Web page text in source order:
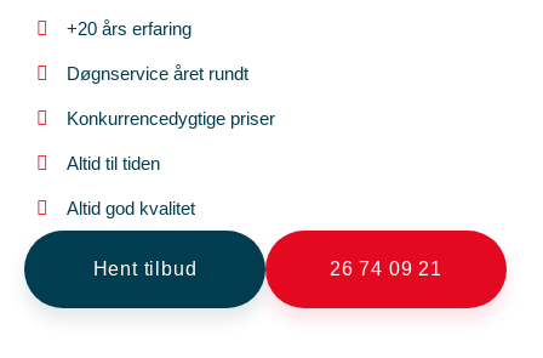
+20 års erfaring
Døgnservice året rundt
Konkurrencedygtige priser
Altid til tiden
Altid god kvalitet
Hent tilbud 26 74 09 21